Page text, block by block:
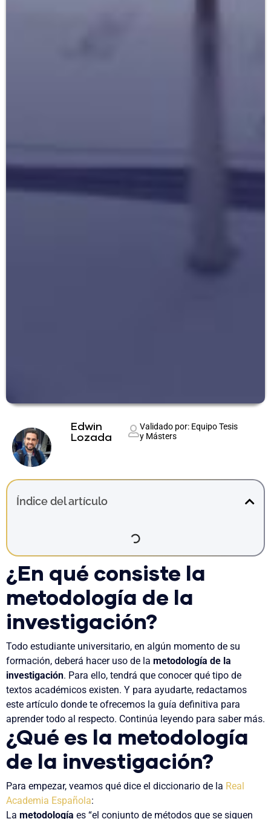
Edwin
Lozada
Validado por: Equipo Tesis
y Másters
Índice del artículo
¿En qué consiste la
metodología de la
investigación?
Todo estudiante universitario, en algún momento de su
formación, deberá hacer uso de la metodología de la
investigación. Para ello, tendrá que conocer qué tipo de
textos académicos existen. Y para ayudarte, redactamos
este artículo donde te ofrecemos la guía definitiva para
aprender todo al respecto. Continúa leyendo para saber más.
¿Qué es la metodología
de la investigación?
Para empezar, veamos qué dice el diccionario de la Real
Academia Española:
La metodología es “el conjunto de métodos que se siguen